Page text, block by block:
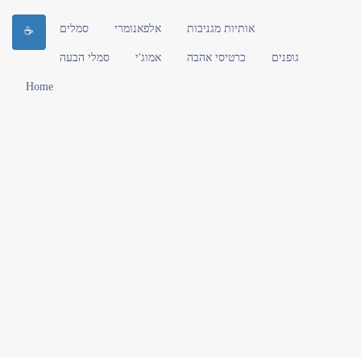
☕ סמלים אלפאנומרי אותיות מגניבות
סמלי הבעה אמוג'י כרטיסי אהבה גופנים
Home